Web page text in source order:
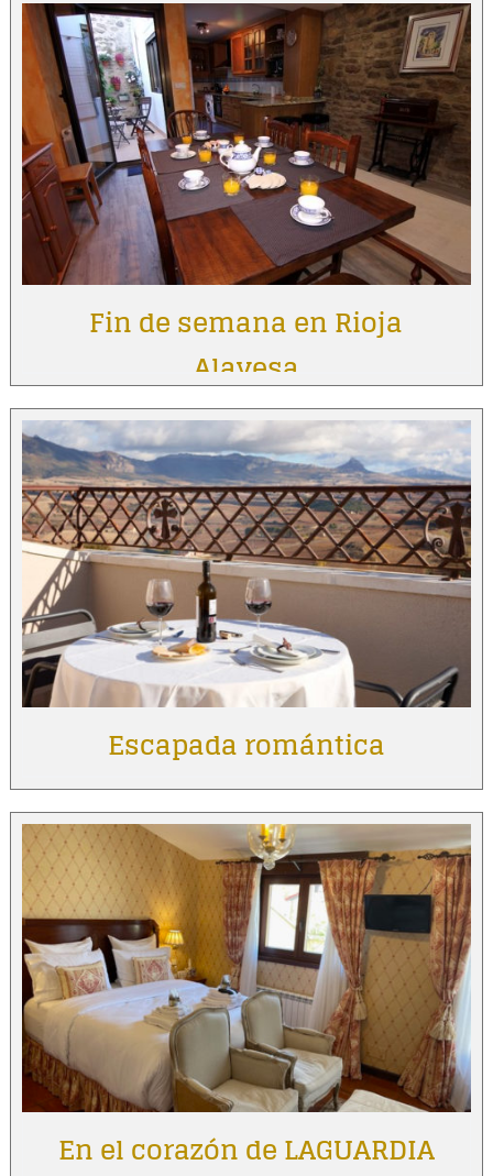
Fin de semana en Rioja
Alavesa
Escapada romántica
En el corazón de LAGUARDIA